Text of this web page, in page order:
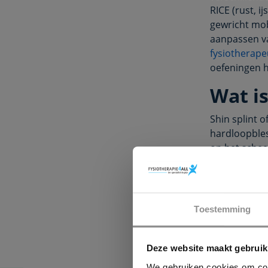
Toestemming
Deze website maakt
RICE (rust,
gewricht
aanpassen
oefeningen
Wat
Shin splint
op het
diepe
posterior
scheenbeen